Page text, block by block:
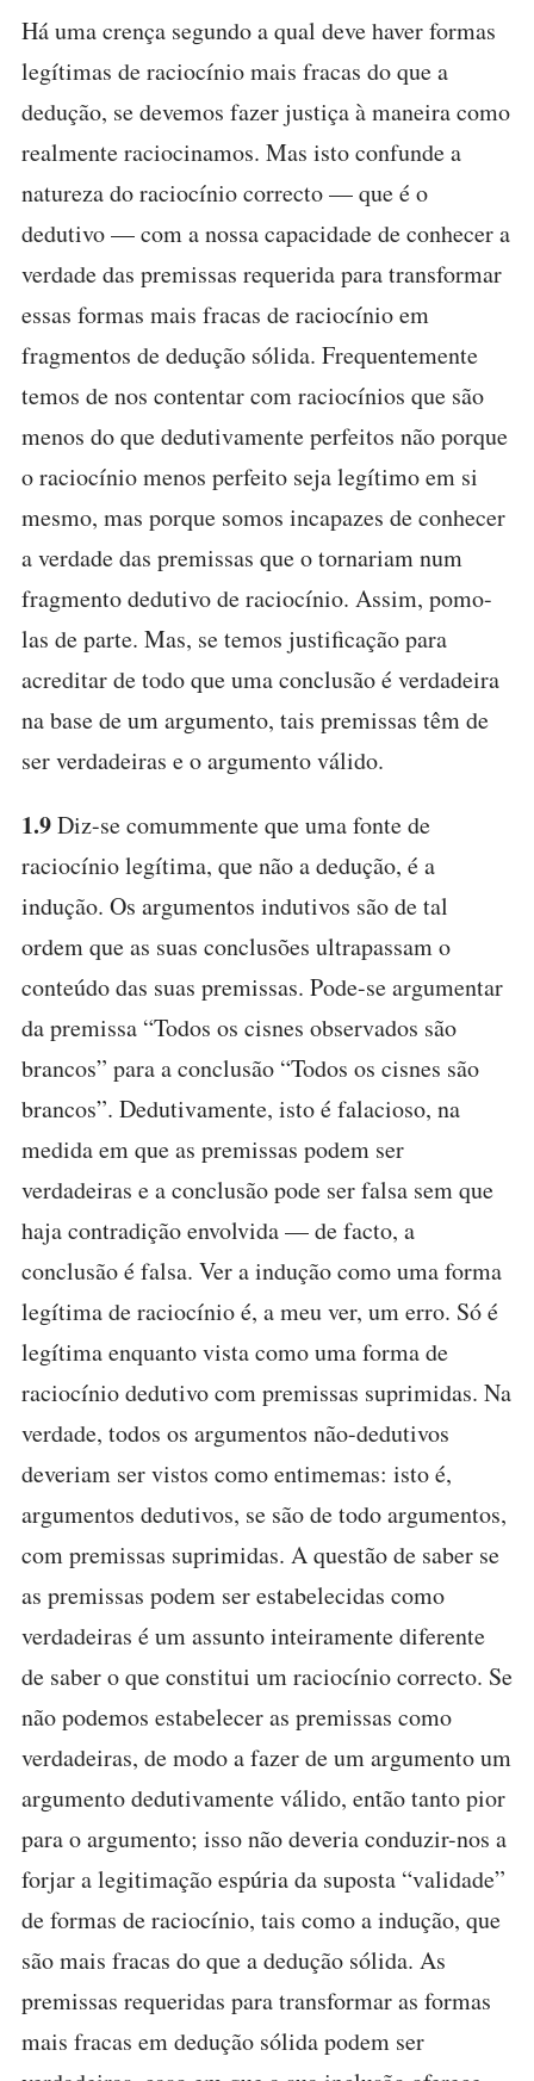
Há uma crença segundo a qual deve haver formas
legítimas de raciocínio mais fracas do que a
dedução, se devemos fazer justiça à maneira como
realmente raciocinamos. Mas isto confunde a
natureza do raciocínio correcto — que é o
dedutivo — com a nossa capacidade de conhecer a
verdade das premissas requerida para transformar
essas formas mais fracas de raciocínio em
fragmentos de dedução sólida. Frequentemente
temos de nos contentar com raciocínios que são
menos do que dedutivamente perfeitos não porque
o raciocínio menos perfeito seja legítimo em si
mesmo, mas porque somos incapazes de conhecer
a verdade das premissas que o tornariam num
fragmento dedutivo de raciocínio. Assim, pomo-
las de parte. Mas, se temos justificação para
acreditar de todo que uma conclusão é verdadeira
na base de um argumento, tais premissas têm de
ser verdadeiras e o argumento válido.
1.9Diz-se comummente que uma fonte de
raciocínio legítima, que não a dedução, é a
indução. Os argumentos indutivos são de tal
ordem que as suas conclusões ultrapassam o
conteúdo das suas premissas. Pode-se argumentar
da premissa “Todos os cisnes observados são
brancos” para a conclusão “Todos os cisnes são
brancos”. Dedutivamente, isto é falacioso, na
medida em que as premissas podem ser
verdadeiras e a conclusão pode ser falsa sem que
haja contradição envolvida — de facto, a
conclusão é falsa. Ver a indução como uma forma
legítima de raciocínio é, a meu ver, um erro. Só é
legítima enquanto vista como uma forma de
raciocínio dedutivo com premissas suprimidas. Na
verdade, todos os argumentos não-dedutivos
deveriam ser vistos como entimemas: isto é,
argumentos dedutivos, se são de todo argumentos,
com premissas suprimidas. A questão de saber se
as premissas podem ser estabelecidas como
verdadeiras é um assunto inteiramente diferente
de saber o que constitui um raciocínio correcto. Se
não podemos estabelecer as premissas como
verdadeiras, de modo a fazer de um argumento um
argumento dedutivamente válido, então tanto pior
para o argumento; isso não deveria conduzir-nos a
forjar a legitimação espúria da suposta “validade”
de formas de raciocínio, tais como a indução, que
são mais fracas do que a dedução sólida. As
premissas requeridas para transformar as formas
mais fracas em dedução sólida podem ser